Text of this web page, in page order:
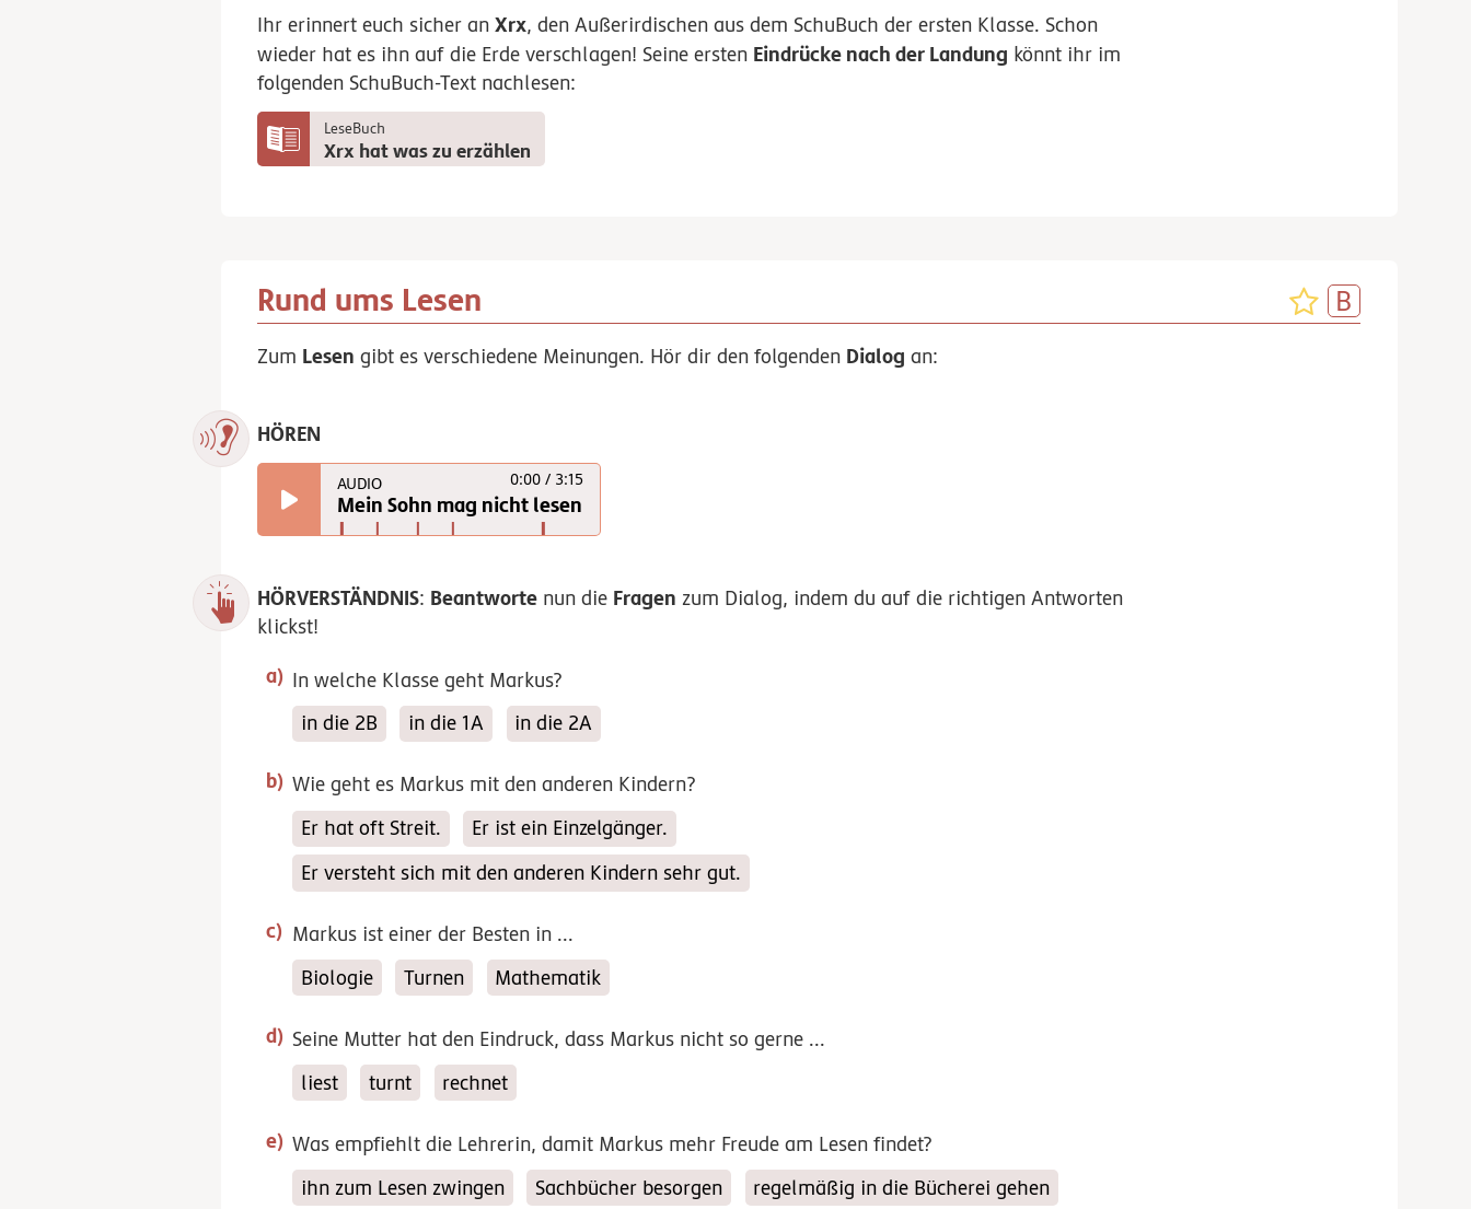
Ihr erinnert euch sicher anXrx, den Außerirdischen aus dem SchuBuch der ersten Klasse. Schon
wieder hat es ihn auf die Erde verschlagen! Seine ersten Eindrücke nach der Landung könnt ihr im
folgenden SchuBuch-Text nachlesen:
LeseBuch
Xrx hat was zu erzählen
Rund ums Lesen
Zum Lesen gibt es verschiedene Meinungen. Hör dir den folgenden Dialog an:
HÖREN
AUDIO 0:00 / 3:15
Mein Sohn mag nicht lesen
HÖRVERSTÄNDNIS: Beantworte nun die Fragen zum Dialog, indem du auf die richtigen Antworten
klickst!
In welche Klasse geht Markus?
in die 2B
in die 1A in die 2A
Wie geht es Markus mit den anderen Kindern?
Er hat oft Streit.
Er ist ein Einzelgänger.
Er versteht sich mit den anderen Kindern sehr gut.
Markus ist einer der Besten in ...
Biologie
Turnen Mathematik
Seine Mutter hat den Eindruck, dass Markus nicht so gerne ...
liest
turnt rechnet
Was empfiehlt die Lehrerin, damit Markus mehr Freude am Lesen findet?
ihn zum Lesen zwingen
Sachbücher besorgen
regelmäßig in die Bücherei gehen